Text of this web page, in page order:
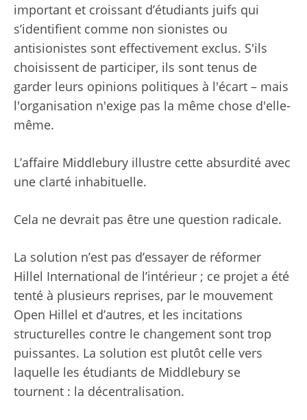
important et croissant d’étudiants juifs qui
s’identifient comme non sionistes ou
antisionistes sont effectivement exclus. S'ils
choisissent de participer, ils sont tenus de
garder leurs opinions politiques à l'écart – mais
l'organisation n'exige pas la même chose d'elle-
même.
L’affaire Middlebury illustre cette absurdité avec
une clarté inhabituelle.
Cela ne devrait pas être une question radicale.
La solution n’est pas d’essayer de réformer
Hillel International de l’intérieur ; ce projet a été
tenté à plusieurs reprises, par le mouvement
Open Hillel et d’autres, et les incitations
structurelles contre le changement sont trop
puissantes. La solution est plutôt celle vers
laquelle les étudiants de Middlebury se
tournent : la décentralisation.